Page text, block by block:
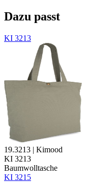
Dazu passt
KI 3213
19.3213 | Kimood
KI 3213
Baumwolltasche
KI 3215